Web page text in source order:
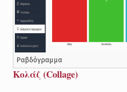
Ραβδόγραμμα
Κολάζ (Collage)